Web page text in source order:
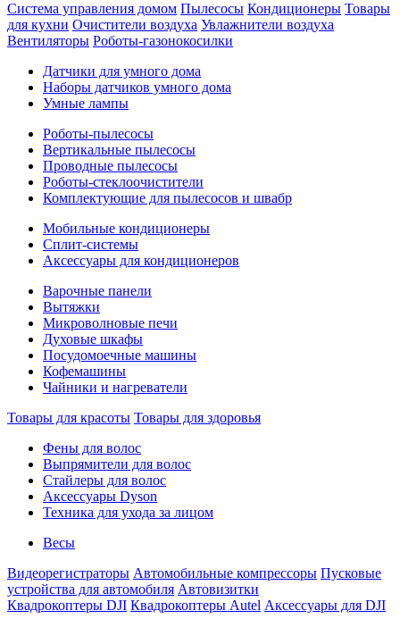
Система управления домом Пылесосы Кондиционеры Товары
для кухни Очистители воздуха Увлажнители воздуха
Вентиляторы Роботы-газонокосилки
Датчики для умного дома
Наборы датчиков умного дома
Умные лампы
Роботы-пылесосы
Вертикальные пылесосы
Проводные пылесосы
Роботы-стеклоочистители
Комплектующие для пылесосов и швабр
Мобильные кондиционеры
Сплит-системы
Аксессуары для кондиционеров
Варочные панели
Вытяжки
Микроволновые печи
Духовые шкафы
Посудомоечные машины
Кофемашины
Чайники и нагреватели
Товары для красоты Товары для здоровья
Фены для волос
Выпрямители для волос
Стайлеры для волос
Аксессуары Dyson
Техника для ухода за лицом
Весы
Видеорегистраторы Автомобильные компрессоры Пусковые
устройства для автомобиля Автовизитки
Квадрокоптеры DJI Квадрокоптеры Autel Аксессуары для DJI